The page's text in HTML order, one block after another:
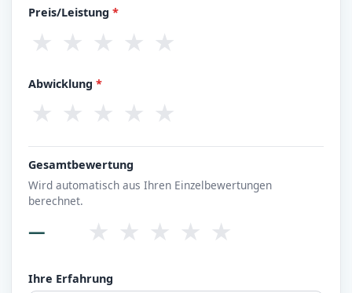
Preis/Leistung*
★ ★ ★ ★ ★
Abwicklung*
★ ★ ★ ★ ★
Gesamtbewertung
Wird automatisch aus Ihren Einzelbewertungen
berechnet.
— ★ ★ ★ ★ ★
Ihre Erfahrung